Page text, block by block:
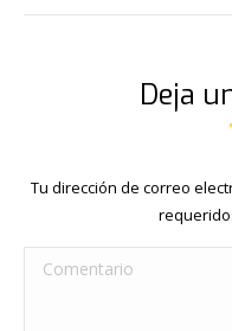
Deja
Tu dirección de correo
Comentario